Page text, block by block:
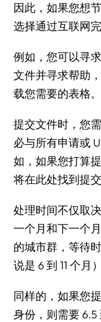
因此，如果您想
选择通过互联网
例如，您可以寻
文件并寻求帮助
载您需要的表格。
提交文件时，您
必与所有申请或
如，如果您打算
将在此处找到提
处理时间不仅取
一个月和下一个
的城市群，等待
说是 6 到 11 个月）
同样的，如果您
身份，则需要 6.5